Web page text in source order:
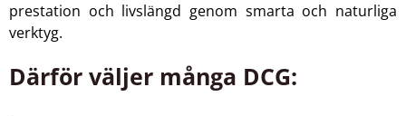
prestation och livslängd genom smarta och naturliga
verktyg.
Därför väljer många DCG: